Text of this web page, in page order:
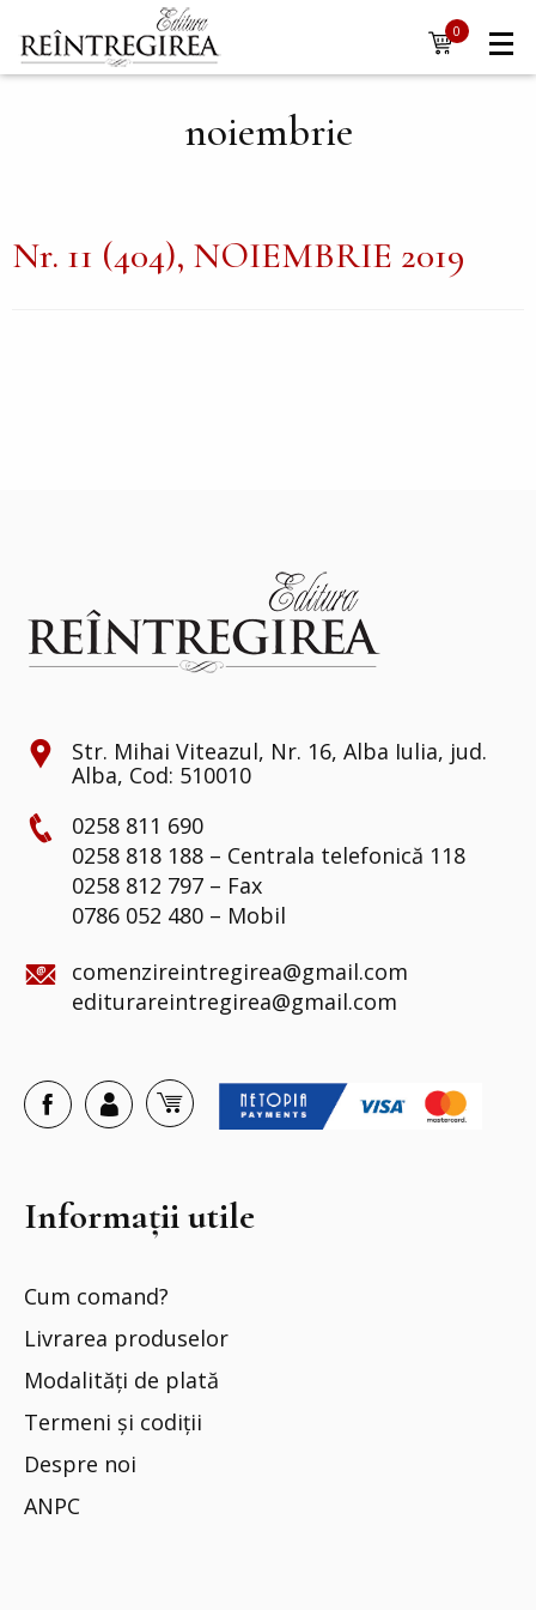
Mergi la conţinutul principal
Navigare
principală
0
items
noiembrie
Nr. 11 (404), NOIEMBRIE 2019
Str. Mihai Viteazul, Nr. 16, Alba Iulia, jud.
Alba, Cod: 510010
0258 811 690
0258 818 188 – Centrala telefonică 118
0258 812 797 – Fax
0786 052 480 – Mobil
comenzireintregirea@gmail.com
editurareintregirea@gmail.com
Informații utile
Cum comand?
Livrarea produselor
Modalități de plată
Termeni și codiții
Despre noi
ANPC